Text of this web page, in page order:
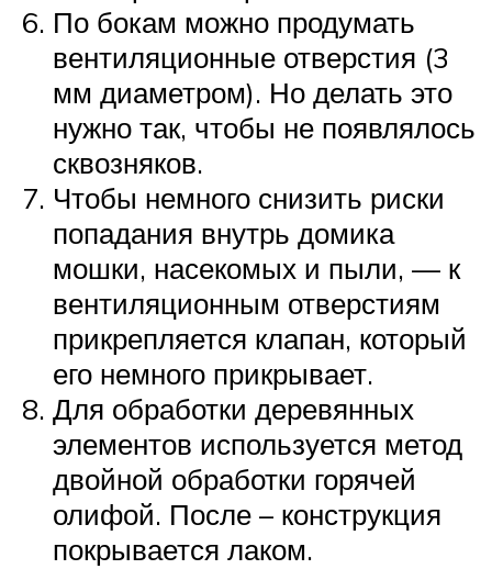
По бокам можно продумать
вентиляционные отверстия (3
мм диаметром). Но делать это
нужно так, чтобы не появлялось
сквозняков.
Чтобы немного снизить риски
попадания внутрь домика
мошки, насекомых и пыли, — к
вентиляционным отверстиям
прикрепляется клапан, который
его немного прикрывает.
Для обработки деревянных
элементов используется метод
двойной обработки горячей
олифой. После – конструкция
покрывается лаком.